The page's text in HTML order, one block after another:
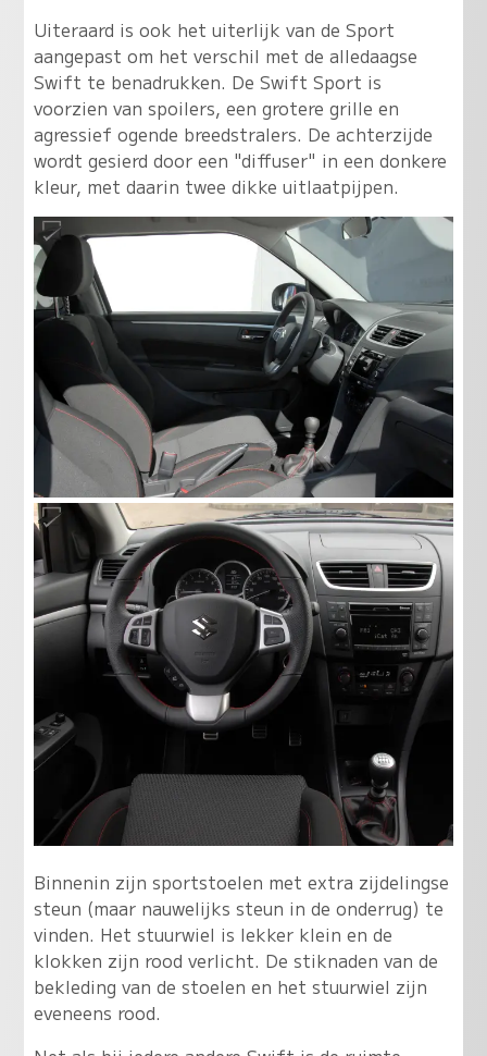
Uiteraard is ook het uiterlijk van de Sport
aangepast om het verschil met de alledaagse
Swift te benadrukken. De Swift Sport is
voorzien van spoilers, een grotere grille en
agressief ogende breedstralers. De achterzijde
wordt gesierd door een "diffuser" in een donkere
kleur, met daarin twee dikke uitlaatpijpen.
Binnenin zijn sportstoelen met extra zijdelingse
steun (maar nauwelijks steun in de onderrug) te
vinden. Het stuurwiel is lekker klein en de
klokken zijn rood verlicht. De stiknaden van de
bekleding van de stoelen en het stuurwiel zijn
eveneens rood.